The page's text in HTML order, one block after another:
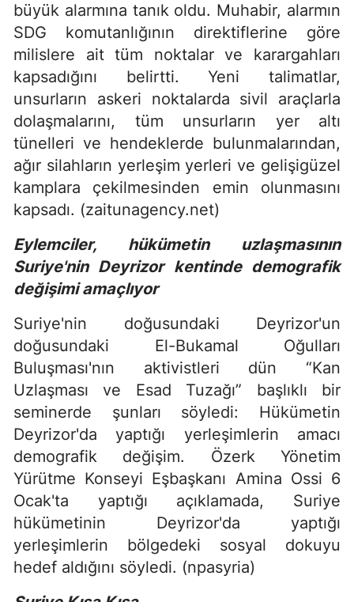
büyük alarmına tanık oldu. Muhabir, alarmın
SDG komutanlığının direktiflerine göre
milislere ait tüm noktalar ve karargahları
kapsadığını belirtti. Yeni talimatlar,
unsurların askeri noktalarda sivil araçlarla
dolaşmalarını, tüm unsurların yer altı
tünelleri ve hendeklerde bulunmalarından,
ağır silahların yerleşim yerleri ve gelişigüzel
kamplara çekilmesinden emin olunmasını
kapsadı. (zaitunagency.net)
Eylemciler, hükümetin uzlaşmasının
Suriye'nin Deyrizor kentinde demografik
değişimi amaçlıyor
Suriye'nin doğusundaki Deyrizor'un
doğusundaki El-Bukamal Oğulları
Buluşması'nın aktivistleri dün “Kan
Uzlaşması ve Esad Tuzağı” başlıklı bir
seminerde şunları söyledi: Hükümetin
Deyrizor'da yaptığı yerleşimlerin amacı
demografik değişim. Özerk Yönetim
Yürütme Konseyi Eşbaşkanı Amina Ossi 6
Ocak'ta yaptığı açıklamada, Suriye
hükümetinin Deyrizor'da yaptığı
yerleşimlerin bölgedeki sosyal dokuyu
hedef aldığını söyledi. (npasyria)